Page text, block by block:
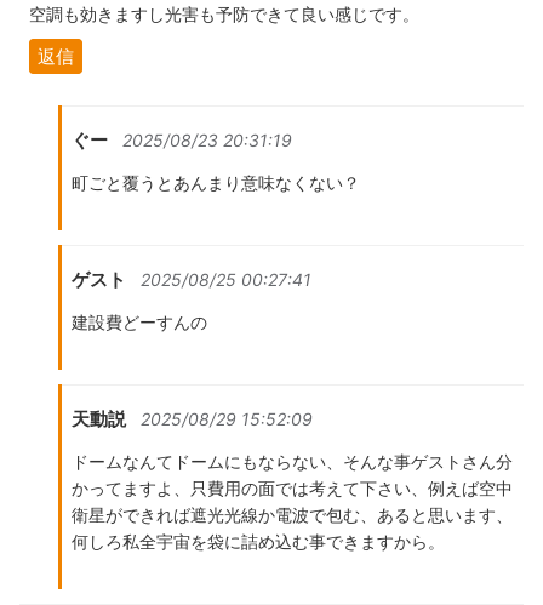
空調も効きますし光害も予防できて良い感じです。
返信
ぐー 2025/08/23 20:31:19
町ごと覆うとあんまり意味なくない？
ゲスト 2025/08/25 00:27:41
建設費どーすんの
天動説 2025/08/29 15:52:09
ドームなんてドームにもならない、そんな事ゲストさん分
かってますよ、只費用の面では考えて下さい、例えば空中
衛星ができれば遮光光線か電波で包む、あると思います、
何しろ私全宇宙を袋に詰め込む事できますから。